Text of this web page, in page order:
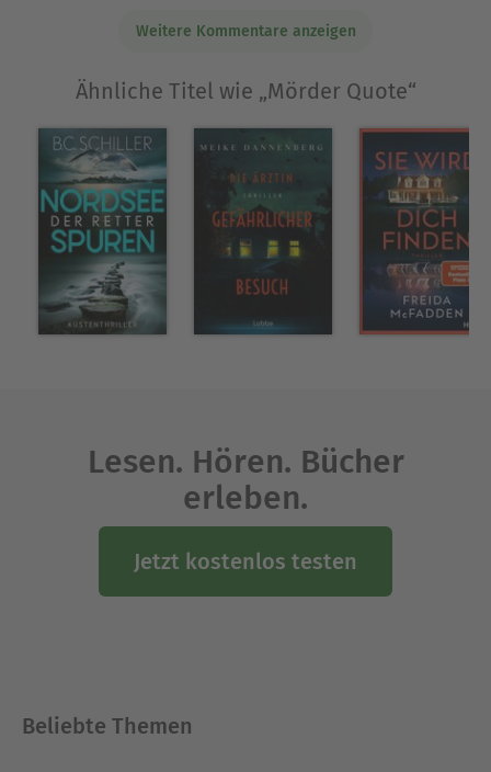
Ausblenden
Weitere Kommentare anzeigen
Ähnliche Titel wie „Mörder Quote“
Lesen. Hören. Bücher
erleben.
Jetzt kostenlos testen
Beliebte Themen